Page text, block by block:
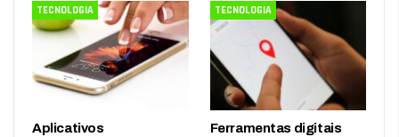
TECNOLOGIA
Aplicativos
TECNOLOGIA
Ferramentas digitais